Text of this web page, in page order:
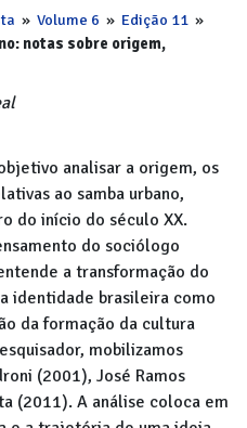
» Volume 6 » Edição 11 »
notas sobre origem,
analisar a origem, os
ao samba urbano,
do início do século XX.
do sociólogo
a transformação do
identidade brasileira como
da formação da cultura
mobilizamos
(2001), José Ramos
(2011). A análise coloca em